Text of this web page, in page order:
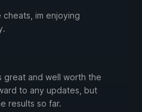
im enjoying
great and well worth the
to any updates, but
results so far.